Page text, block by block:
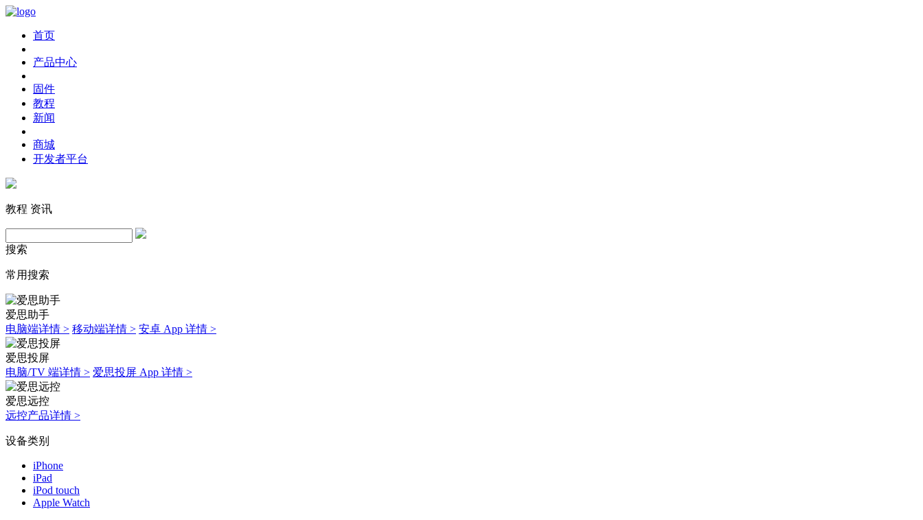
首页
产品中心
固件
教程
新闻
商城
开发者平台
教程 资讯
搜索
常用搜索
爱思助手
电脑端详情 > 移动端详情 > 安卓 App 详情 >
爱思投屏
电脑/TV 端详情 > 爱思投屏 App 详情 >
爱思远控
远控产品详情 >
设备类别
iPhone
iPad
iPod touch
Apple Watch